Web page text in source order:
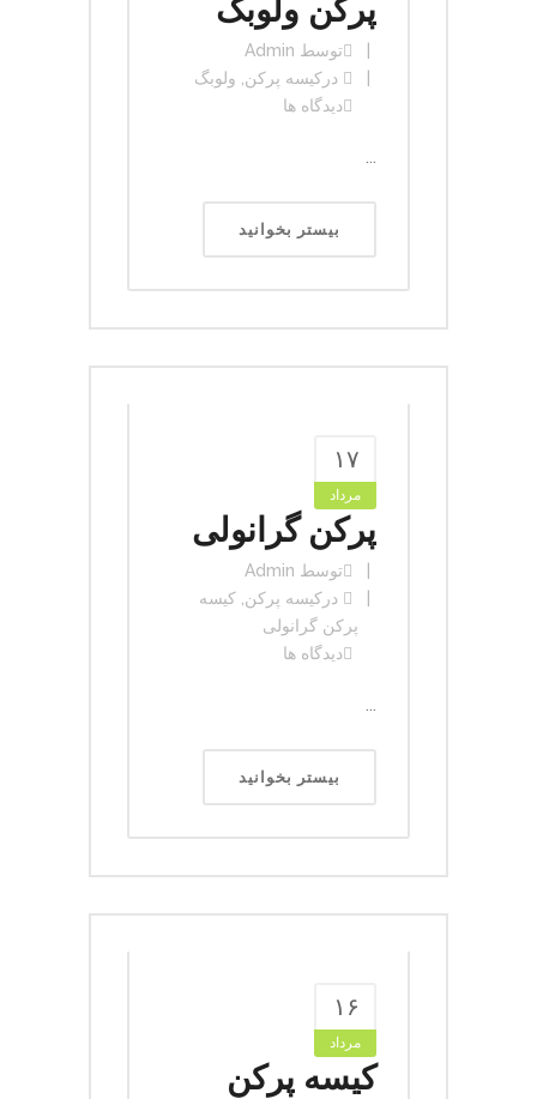
پرکن ولوبگ
توسط Admin
در کیسه پرکن ولوبگ
دیدگاه ها
بیستر بخوانید
۱۷
مرداد
پرکن گرانولی
توسط Admin
در کیسه پرکن کیسه
پرکن گرانولی
دیدگاه ها
بیستر بخوانید
۱۶
مرداد
کیسه پرکن